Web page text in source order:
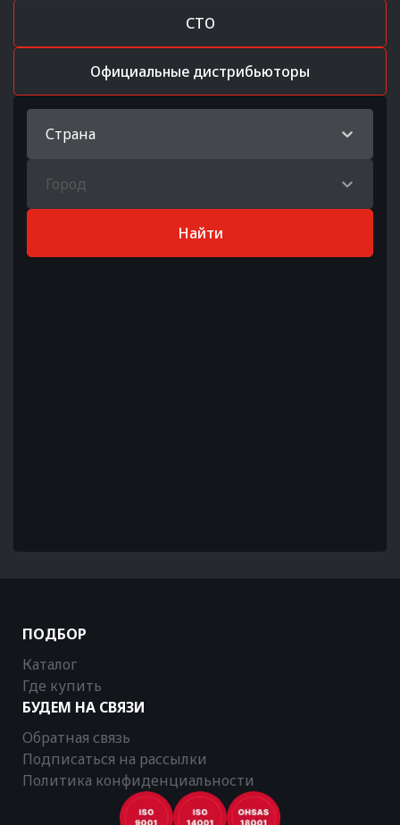
СТО
Официальные дистрибьюторы
Страна
Город
Найти
ПОДБОР
Каталог
Где купить
БУДЕМ НА СВЯЗИ
Обратная связь
Подписаться на рассылки
Политика конфиденциальности